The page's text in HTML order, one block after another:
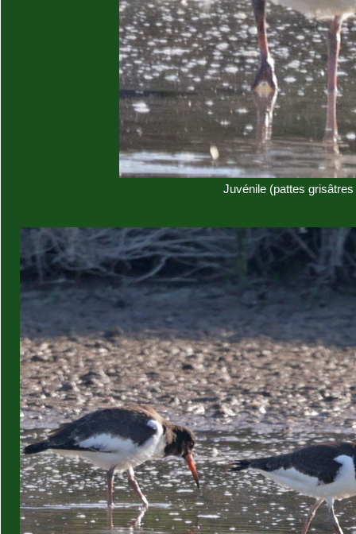
Juvénile (pattes